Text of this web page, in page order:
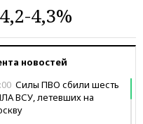
4,3%
новостей
Силы ПВО сбили шесть
ВСУ, летевших на